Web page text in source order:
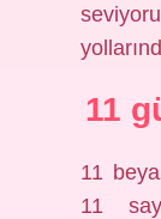
11
11
11